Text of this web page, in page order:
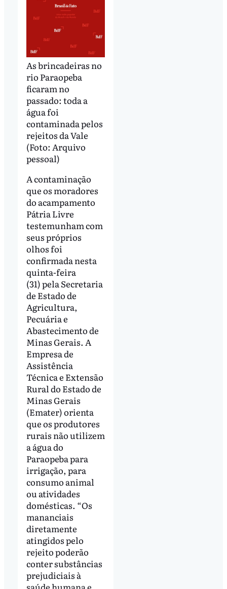
As brincadeiras no
rio Paraopeba
ficaram no
passado: toda a
água foi
contaminada pelos
rejeitos da Vale
(Foto: Arquivo
pessoal)
A contaminação
que os moradores
do acampamento
Pátria Livre
testemunham com
seus próprios
olhos foi
confirmada nesta
quinta-feira
(31) pela Secretaria
de Estado de
Agricultura,
Pecuária e
Abastecimento de
Minas Gerais. A
Empresa de
Assistência
Técnica e Extensão
Rural do Estado de
Minas Gerais
(Emater) orienta
que os produtores
rurais não utilizem
a água do
Paraopeba para
irrigação, para
consumo animal
ou atividades
domésticas. “Os
mananciais
diretamente
atingidos pelo
rejeito poderão
conter substâncias
prejudiciais à